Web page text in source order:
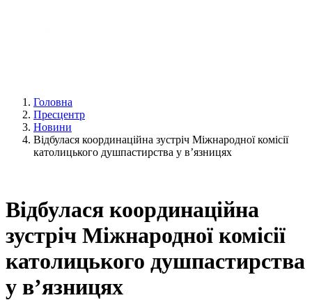
Головна
Пресцентр
Новини
Відбулася координаційна зустріч Міжнародної комісії
католицького душпастирства у в’язницях
Відбулася координаційна
зустріч Міжнародної комісії
католицького душпастирства
у в’язницях